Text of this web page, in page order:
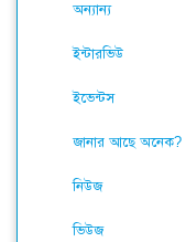
অন্যান্য
ইন্টারভিউ
ইভেন্টস
জানার আছে অনেক?
নিউজ
ভিউজ